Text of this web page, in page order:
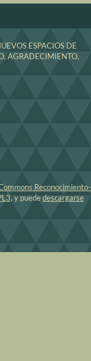
ESPACIOS DE
AGRADECIMIENTO,
Reconocimiento-
, y puededescargarse